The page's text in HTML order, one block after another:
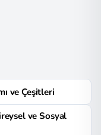
ve Çeşitleri
ve Sosyal